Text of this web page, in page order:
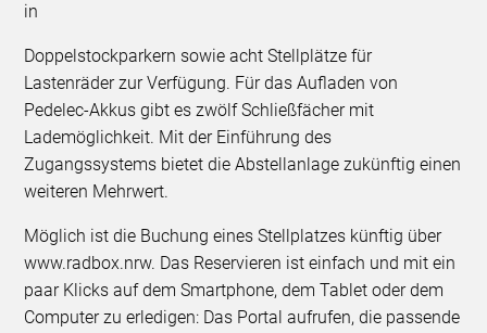
in
Doppelstockparkern sowie acht Stellplätze für
Lastenräder zur Verfügung. Für das Aufladen von
Pedelec-Akkus gibt es zwölf Schließfächer mit
Lademöglichkeit. Mit der Einführung des
Zugangssystems bietet die Abstellanlage zukünftig einen
weiteren Mehrwert.
Möglich ist die Buchung eines Stellplatzes künftig über
www.radbox.nrw. Das Reservieren ist einfach und mit ein
paar Klicks auf dem Smartphone, dem Tablet oder dem
Computer zu erledigen: Das Portal aufrufen, die passende